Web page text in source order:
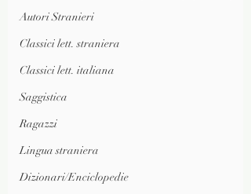
Autori Stranieri
Classici lett. straniera
Classici lett. italiana
Saggistica
Ragazzi
Lingua straniera
Dizionari/Enciclopedie